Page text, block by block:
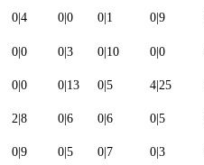
0|4 0|0 0|1 0|9
0|0 0|3 0|10 0|0
0|0 0|13 0|5 4|25
2|8 0|6 0|6 0|5
0|9 0|5 0|7 0|3